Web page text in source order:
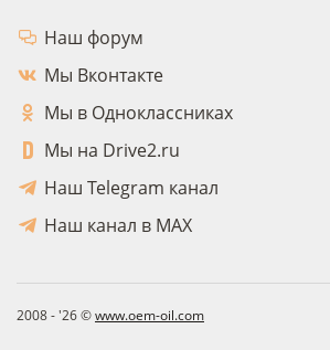
Наш форум
Мы Вконтакте
Мы в Одноклассниках
Мы на Drive2.ru
Наш Telegram канал
Наш канал в MAX
2008 - '26 ©www.oem-oil.com